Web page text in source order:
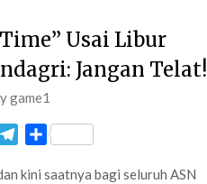
Usai Libur
Jangan Telat!
game1
Telegram
Share
kini saatnya bagi seluruh ASN